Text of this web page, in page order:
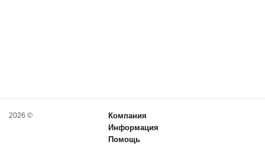
2026 ©
Компания
Информация
Помощь